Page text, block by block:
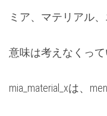
ミア、マテリアル
意味は考えなくって
mia_material_xは、